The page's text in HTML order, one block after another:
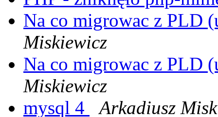
Na co migrowac z PLD
Miskiewicz
Na co migrowac z PLD
Miskiewicz
mysql 4
Arkadiusz